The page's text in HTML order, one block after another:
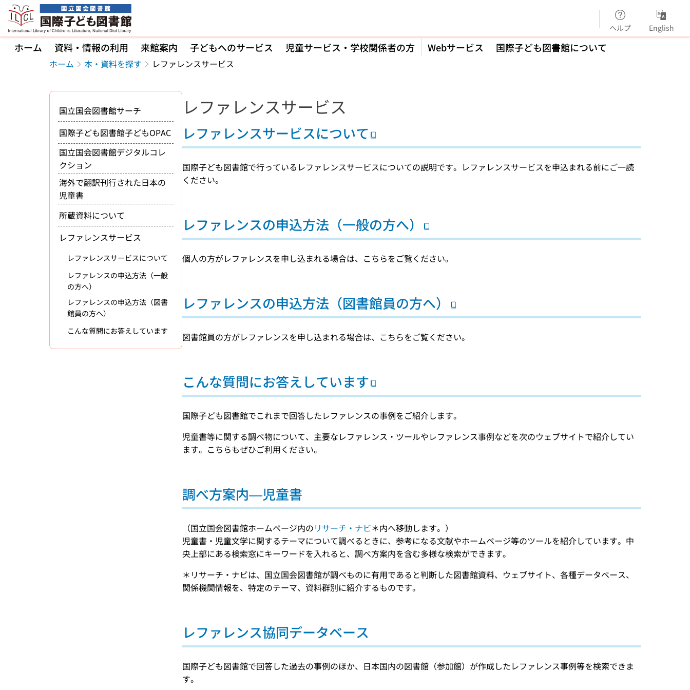
本文へ移動
ヘルプ English
ホーム 資料・情報の利用 来館案内 子どもへのサービス 児童サービス・学校関係者の方 Webサービス 国際子ども図書館について
ホーム 本・資料を探す レファレンスサービス
レファレンスサービス
レファレンスサービスについて
国際子ども図書館で行っているレファレンスサービスについての説明です。レファレンスサービスを申込まれる前にご一読
ください。
レファレンスの申込方法（一般の方へ）
個人の方がレファレンスを申し込まれる場合は、こちらをご覧ください。
レファレンスの申込方法（図書館員の方へ）
図書館員の方がレファレンスを申し込まれる場合は、こちらをご覧ください。
こんな質問にお答えしています
国際子ども図書館でこれまで回答したレファレンスの事例をご紹介します。
児童書等に関する調べ物について、主要なレファレンス・ツールやレファレンス事例などを次のウェブサイトで紹介してい
ます。こちらもぜひご利用ください。
調べ方案内—児童書
（国立国会図書館ホームページ内のリサーチ・ナビ＊内へ移動します。）
児童書・児童文学に関するテーマについて調べるときに、参考になる文献やホームページ等のツールを紹介しています。中
央上部にある検索窓にキーワードを入れると、調べ方案内を含む多様な検索ができます。
＊リサーチ・ナビは、国立国会図書館が調べものに有用であると判断した図書館資料、ウェブサイト、各種データベース、
関係機関情報を、特定のテーマ、資料群別に紹介するものです。
レファレンス協同データベース
国際子ども図書館で回答した過去の事例のほか、日本国内の図書館（参加館）が作成したレファレンス事例等を検索できま
す。
国立国会図書館サーチ
国際子ども図書館子どもOPAC
国立国会図書館デジタルコレ
クション
海外で翻訳刊行された日本の
児童書
所蔵資料について
レファレンスサービス
レファレンスサービスについて
レファレンスの申込方法（一般
の方へ）
レファレンスの申込方法（図書
館員の方へ）
こんな質問にお答えしています